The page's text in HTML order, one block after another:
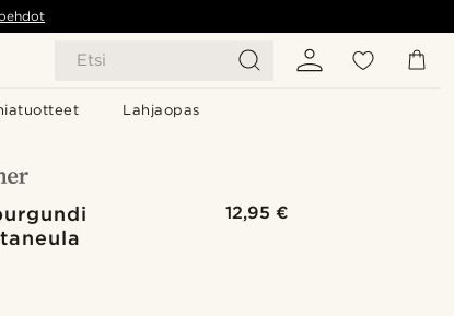
Etsi
Lahjaopas
12,95 €